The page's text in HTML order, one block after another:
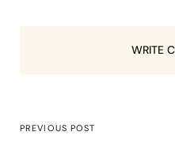
WRITE
PREVIOUS POST